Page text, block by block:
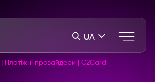
UA
Платіжні провайдери C2Card